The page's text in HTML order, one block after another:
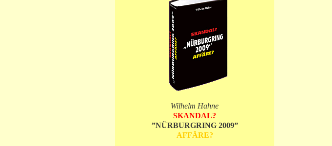
Wilhelm Hahne
SKANDAL?
”NÜRBURGRING 2009”
AFFÄRE?